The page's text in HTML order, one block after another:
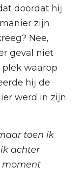
doordat hij
zijn
Nee,
geval niet
plek waarop
hij de
werd in zijn
toen ik
achter
moment